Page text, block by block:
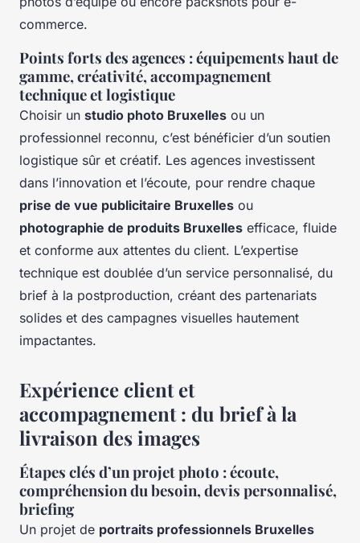
commerce.
Points forts des agences : équipements haut de
gamme, créativité, accompagnement
technique et logistique
Choisir un studio photo Bruxelles ou un
professionnel reconnu, c’est bénéficier d’un soutien
logistique sûr et créatif. Les agences investissent
dans l’innovation et l’écoute, pour rendre chaque
prise de vue publicitaire Bruxelles ou
photographie de produits Bruxelles efficace, fluide
et conforme aux attentes du client. L’expertise
technique est doublée d’un service personnalisé, du
brief à la postproduction, créant des partenariats
solides et des campagnes visuelles hautement
impactantes.
Expérience client et
accompagnement : du brief à la
livraison des images
Étapes clés d’un projet photo : écoute,
compréhension du besoin, devis personnalisé,
briefing
Un projet de portraits professionnels Bruxelles